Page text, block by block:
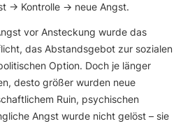
→ Kontrolle → neue Angst.
vor Ansteckung wurde das
das Abstandsgebot zur sozialen
Option. Doch je länger
desto größer wurden neue
Ruin, psychischen
Angst wurde nicht gelöst – sie